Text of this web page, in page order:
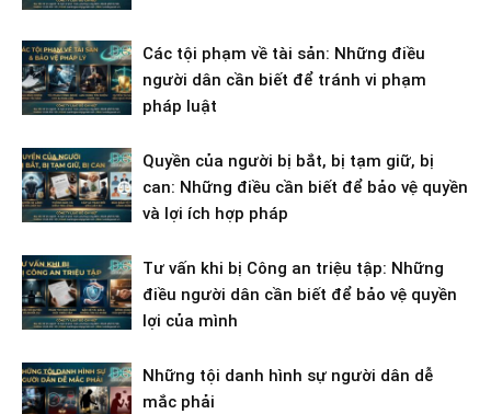
Các tội phạm về tài sản: Những điều
người dân cần biết để tránh vi phạm
pháp luật
Quyền của người bị bắt, bị tạm giữ, bị
can: Những điều cần biết để bảo vệ quyền
và lợi ích hợp pháp
Tư vấn khi bị Công an triệu tập: Những
điều người dân cần biết để bảo vệ quyền
lợi của mình
Những tội danh hình sự người dân dễ
mắc phải